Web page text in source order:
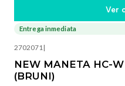
Ver
Entrega inmediata
2702071|
NEW MANETA HC-
(BRUNI)